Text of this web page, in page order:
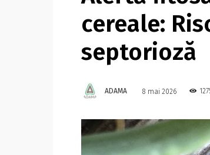
cereale:
septorioză
ADAMA 8 mai 2026